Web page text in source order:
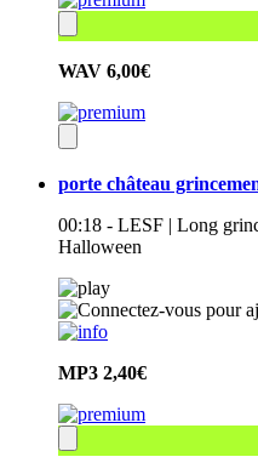
WAV 6,00€
porte château
00:18 - LESF | Long
Halloween
MP3 2,40€